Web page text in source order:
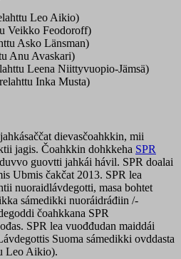
Leo Aikio)
Veikko Feodoroff)
Asko Länsman)
Anu Avaskari)
Leena Niittyvuopio-Jämsä)
Inka Musta)
dievasčoahkkin, mii
jagis. Čoahkkin dohkkeha SPR
guovtti jahkái hávil. SPR doalai
Ubmis čakčat 2013. SPR lea
nuoraidlávdegotti, masa bohtet
sámedikki nuoráidráđiin /-
čoahkkana SPR
SPR lea vuođđudan maiddái
Suoma sámedikki ovddasta
Leo Aikio).